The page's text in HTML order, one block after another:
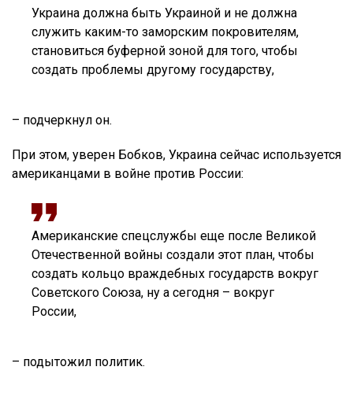
Украина должна быть Украиной и не должна
служить каким-то заморским покровителям,
становиться буферной зоной для того, чтобы
создать проблемы другому государству,
– подчеркнул он.
При этом, уверен Бобков, Украина сейчас используется
американцами в войне против России:
Американские спецслужбы еще после Великой
Отечественной войны создали этот план, чтобы
создать кольцо враждебных государств вокруг
Советского Союза, ну а сегодня – вокруг
России,
– подытожил политик.